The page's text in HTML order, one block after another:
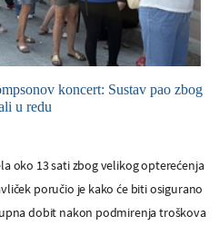
koncert: Sustav pao zbog
u redu
oko 13 sati zbog velikog opterećenja
poručio je kako će biti osigurano
dobit nakon podmirenja troškova